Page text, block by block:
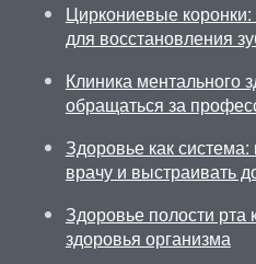
Циркониевые
для восстановления
Клиника ментального
обращаться за
Здоровье как
врачу и выстраивать
Здоровье полости рта
здоровья организма